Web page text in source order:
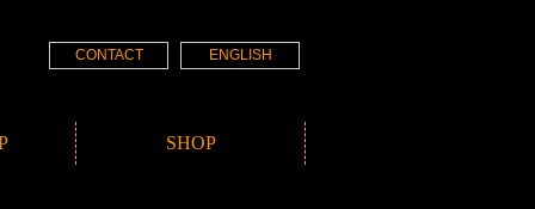
ENGLISH
CONTACT
SHOP